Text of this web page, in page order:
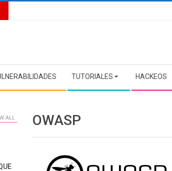
TUTORIALES HACKEOS
OWASP
ALL